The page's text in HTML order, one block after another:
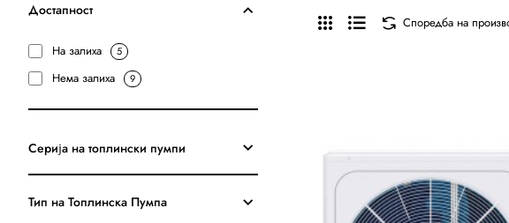
Достапност
На залиха 5
Нема залиха 9
Серија на топлински пумпи
Тип на Топлинска Пумпа
Споредба на